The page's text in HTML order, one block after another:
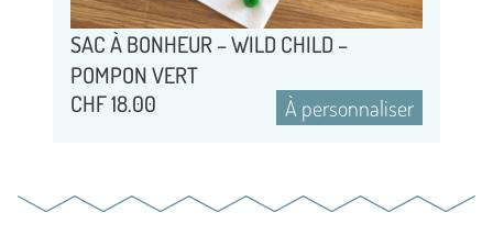
SAC À BONHEUR – WILD CHILD –
POMPON VERT
CHF18.00 À personnaliser